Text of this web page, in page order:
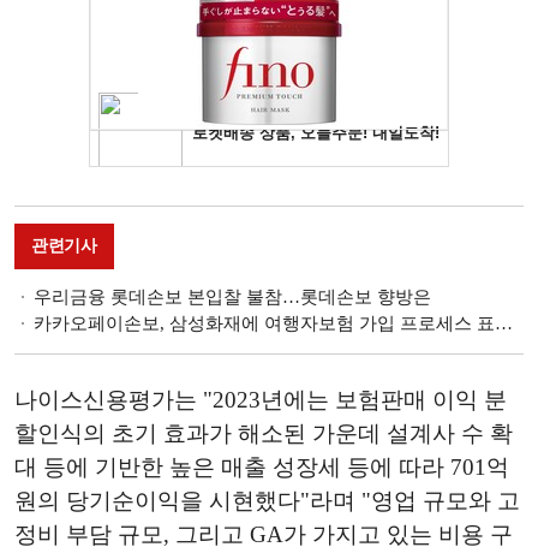
관련기사
우리금융 롯데손보 본입찰 불참…롯데손보 향방은
카카오페이손보, 삼성화재에 여행자보험 가입 프로세스 표절 시정 요청
나이스신용평가는 "2023년에는 보험판매 이익 분
할인식의 초기 효과가 해소된 가운데 설계사 수 확
대 등에 기반한 높은 매출 성장세 등에 따라 701억
원의 당기순이익을 시현했다"라며 "영업 규모와 고
정비 부담 규모, 그리고 GA가 가지고 있는 비용 구